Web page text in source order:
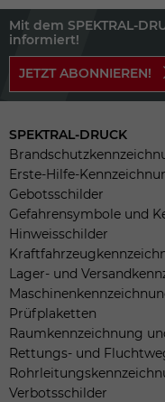
Mit dem SPEKTRAL-
informiert!
JETZT ABONNIEREN!
SPEKTRAL-DRUCK
Erste-Hilfe-
Gebotsschilder
Gefahrensymbole und
Hinweisschilder
Lager- und
Prüfplaketten
Raumkennzeichnung
Rettungs- und
Verbotsschilder